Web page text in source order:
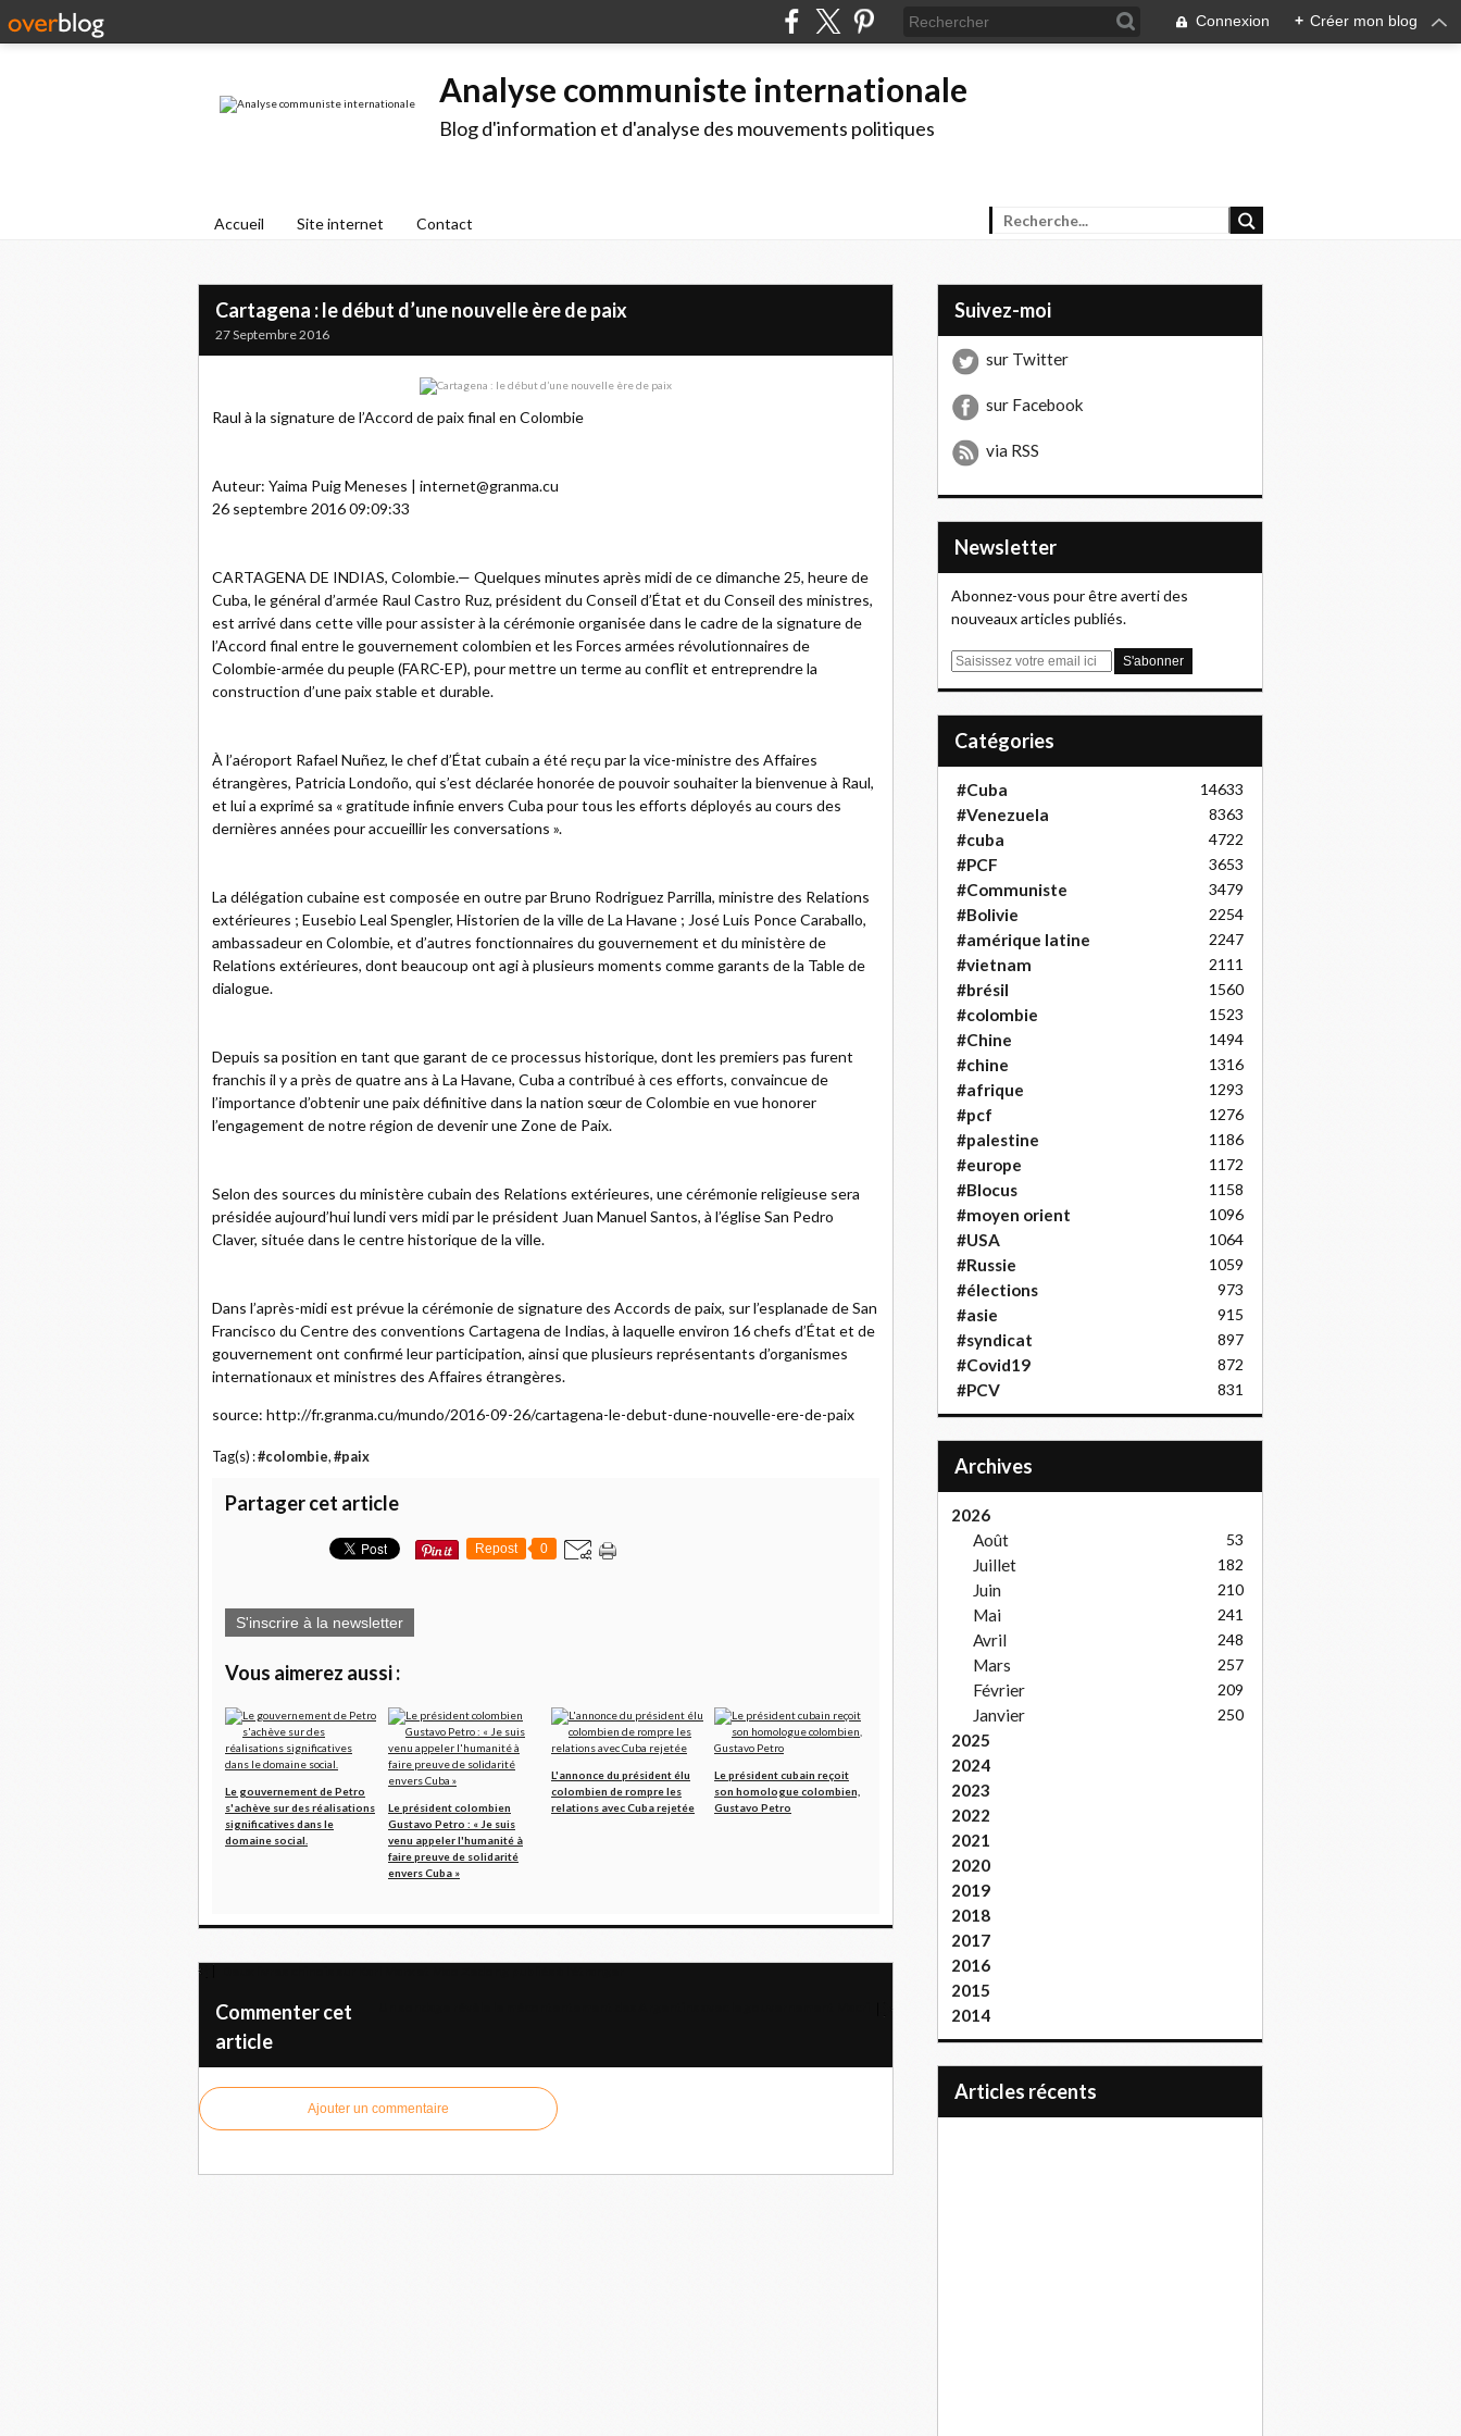
Connexion + Créer mon blog
Analyse communiste internationale
Blog d'information et d'analyse des mouvements politiques
Accueil Site internet Contact
Cartagena : le début d’une nouvelle ère de paix
27 Septembre 2016
Raul à la signature de l’Accord de paix final en Colombie
Auteur: Yaima Puig Meneses | internet@granma.cu
26 septembre 2016 09:09:33
CARTAGENA DE INDIAS, Colombie.— Quelques minutes après midi de ce dimanche 25, heure de
Cuba, le général d’armée Raul Castro Ruz, président du Conseil d’État et du Conseil des ministres,
est arrivé dans cette ville pour assister à la cérémonie organisée dans le cadre de la signature de
l’Accord final entre le gouvernement colombien et les Forces armées révolutionnaires de
Colombie-armée du peuple (FARC-EP), pour mettre un terme au conflit et entreprendre la
construction d’une paix stable et durable.
À l’aéroport Rafael Nuñez, le chef d’État cubain a été reçu par la vice-ministre des Affaires
étrangères, Patricia Londoño, qui s’est déclarée honorée de pouvoir souhaiter la bienvenue à Raul,
et lui a exprimé sa « gratitude infinie envers Cuba pour tous les efforts déployés au cours des
dernières années pour accueillir les conversations ».
La délégation cubaine est composée en outre par Bruno Rodriguez Parrilla, ministre des Relations
extérieures ; Eusebio Leal Spengler, Historien de la ville de La Havane ; José Luis Ponce Caraballo,
ambassadeur en Colombie, et d’autres fonctionnaires du gouvernement et du ministère de
Relations extérieures, dont beaucoup ont agi à plusieurs moments comme garants de la Table de
dialogue.
Depuis sa position en tant que garant de ce processus historique, dont les premiers pas furent
franchis il y a près de quatre ans à La Havane, Cuba a contribué à ces efforts, convaincue de
l’importance d’obtenir une paix définitive dans la nation sœur de Colombie en vue honorer
l’engagement de notre région de devenir une Zone de Paix.
Selon des sources du ministère cubain des Relations extérieures, une cérémonie religieuse sera
présidée aujourd’hui lundi vers midi par le président Juan Manuel Santos, à l’église San Pedro
Claver, située dans le centre historique de la ville.
Dans l’après-midi est prévue la cérémonie de signature des Accords de paix, sur l’esplanade de San
Francisco du Centre des conventions Cartagena de Indias, à laquelle environ 16 chefs d’État et de
gouvernement ont confirmé leur participation, ainsi que plusieurs représentants d’organismes
internationaux et ministres des Affaires étrangères.
source: http://fr.granma.cu/mundo/2016-09-26/cartagena-le-debut-dune-nouvelle-ere-de-paix
Tag(s) :#colombie, #paix
Partager cet article
Repost 0
S'inscrire à la newsletter
Vous aimerez aussi :
Le gouvernement de Petro
s'achève sur des réalisations
significatives dans le
domaine social.
Le président colombien
Gustavo Petro : « Je suis
venu appeler l'humanité à
faire preuve de solidarité
envers Cuba »
L'annonce du président élu
colombien de rompre les
relations avec Cuba rejetée
Le président cubain reçoit
son homologue colombien,
Gustavo Petro
Commenter cet
article
Ajouter un commentaire
Suivez-moi
sur Twitter
sur Facebook
via RSS
Newsletter
Abonnez-vous pour être averti des
nouveaux articles publiés.
E
Catégories
#Cuba 14633
#Venezuela 8363
#cuba 4722
#PCF 3653
#Communiste 3479
#Bolivie 2254
#amérique latine 2247
#vietnam 2111
#brésil 1560
#colombie 1523
#Chine 1494
#chine 1316
#afrique 1293
#pcf 1276
#palestine 1186
#europe 1172
#Blocus 1158
#moyen orient 1096
#USA 1064
#Russie 1059
#élections 973
#asie 915
#syndicat 897
#Covid19 872
#PCV 831
Archives
2026
Août
53
Juillet 182
Juin 210
Mai 241
Avril 248
Mars 257
Février 209
Janvier 250
2025
2024
2023
2022
2021
2020
2019
2018
2017
2016
2015
2014
articles récents